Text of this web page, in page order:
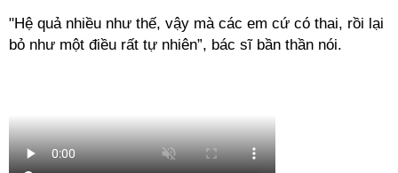
"Hệ quả nhiều như thế, vậy mà các em cứ có thai, rồi lại
bỏ như một điều rất tự nhiên”, bác sĩ bần thần nói.